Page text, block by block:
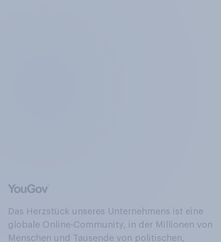
Das Herzstück unseres Unternehmens ist eine
globale Online-Community, in der Millionen von
Menschen und Tausende von politischen,